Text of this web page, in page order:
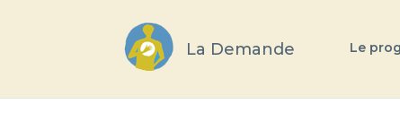
La Demande Le